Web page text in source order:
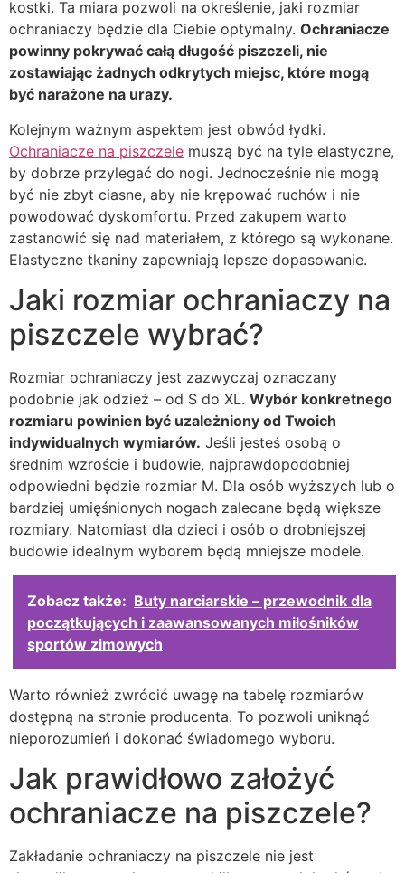
kostki. Ta miara pozwoli na określenie, jaki rozmiar
ochraniaczy będzie dla Ciebie optymalny. Ochraniacze
powinny pokrywać całą długość piszczeli, nie
zostawiając żadnych odkrytych miejsc, które mogą
być narażone na urazy.
Kolejnym ważnym aspektem jest obwód łydki.
Ochraniacze na piszczele muszą być na tyle elastyczne,
by dobrze przylegać do nogi. Jednocześnie nie mogą
być nie zbyt ciasne, aby nie krępować ruchów i nie
powodować dyskomfortu. Przed zakupem warto
zastanowić się nad materiałem, z którego są wykonane.
Elastyczne tkaniny zapewniają lepsze dopasowanie.
Jaki rozmiar ochraniaczy na
piszczele wybrać?
Rozmiar ochraniaczy jest zazwyczaj oznaczany
podobnie jak odzież – od S do XL. Wybór konkretnego
rozmiaru powinien być uzależniony od Twoich
indywidualnych wymiarów. Jeśli jesteś osobą o
średnim wzroście i budowie, najprawdopodobniej
odpowiedni będzie rozmiar M. Dla osób wyższych lub o
bardziej umięśnionych nogach zalecane będą większe
rozmiary. Natomiast dla dzieci i osób o drobniejszej
budowie idealnym wyborem będą mniejsze modele.
Zobacz także: Buty narciarskie – przewodnik dla
początkujących i zaawansowanych miłośników
sportów zimowych
Warto również zwrócić uwagę na tabelę rozmiarów
dostępną na stronie producenta. To pozwoli uniknąć
nieporozumień i dokonać świadomego wyboru.
Jak prawidłowo założyć
ochraniacze na piszczele?
Zakładanie ochraniaczy na piszczele nie jest